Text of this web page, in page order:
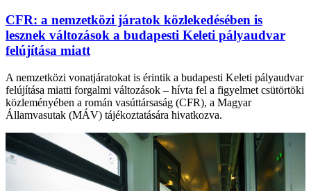
CFR: a nemzetközi járatok közlekedésében is
lesznek változások a budapesti Keleti pályaudvar
felújítása miatt
A nemzetközi vonatjáratokat is érintik a budapesti Keleti pályaudvar
felújítása miatti forgalmi változások – hívta fel a figyelmet csütörtöki
közleményében a román vasúttársaság (CFR), a Magyar
Államvasutak (MÁV) tájékoztatására hivatkozva.